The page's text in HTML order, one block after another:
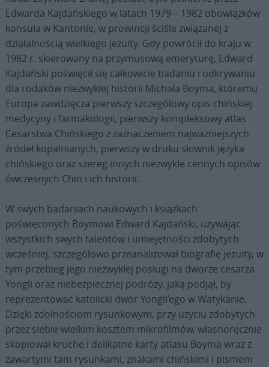
Edwarda Kajdańskiego w latach 1979 – 1982 obowiązków
konsula w Kantonie, w prowincji ściśle związanej z
działalnością wielkiego jezuity. Gdy powrócił do kraju w
1982 r. skierowany na przymusową emeryturę, Edward
Kajdański poświęcił się całkowicie badaniu i odkrywaniu
dla rodaków niezwykłej historii Michała Boyma, któremu
Europa zawdzięcza pierwszy szczegółowy opis chińskiej
medycyny i farmakologii, pierwszy kompleksowy atlas
Cesarstwa Chińskiego z zaznaczeniem najważniejszych
źródeł kopalnianych, pierwszy w druku słownik języka
chińskiego oraz szereg innych niezwykle cennych opisów
ówczesnych Chin i ich historii.
W swych badaniach naukowych i książkach
poświęconych Boymowi Edward Kajdański, używając
wszystkich swych talentów i umiejętności zdobytych
wcześniej, szczegółowo przeanalizował biografię jezuity, w
tym przebieg jego niezwykłej posługi na dworze cesarza
Yongli oraz niebezpiecznej podróży, jaką podjął, by
reprezentować katolicki dwór Yongli’ego w Watykanie.
Dzięki zdolnościom rysunkowym, przy użyciu zdobytych
przez siebie wielkim kosztem mikrofilmów, własnoręcznie
skopiował kruche i delikatne karty atlasu Boyma wraz z
zawartymi tam rysunkami, znakami chińskimi i pismem